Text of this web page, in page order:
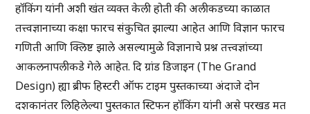
हॉकिंग यांनी अशी खंत व्यक्त केली होती की अलीकडच्या काळात
तत्त्वज्ञानाच्या कक्षा फारच संकुचित झाल्या आहेत आणि विज्ञान फारच
गणिती आणि क्लिष्ट झाले असल्यामुळे विज्ञानाचे प्रश्न तत्त्वज्ञांच्या
आकलनापलीकडे गेले आहेत. दि ग्रांड डिजाइन (The Grand
Design) ह्या ब्रीफ हिस्टरी ऑफ टाइम पुस्तकाच्या अंदाजे दोन
दशकानंतर लिहिलेल्या पुस्तकात स्टिफन हॉकिंग यांनी असे परखड मत